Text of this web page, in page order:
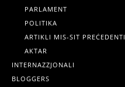
PARLAMENT
POLITIKA
ARTIKLI MIS-SIT PREĊEDENTI
AKTAR
INTERNAZZJONALI
BLOGGERS